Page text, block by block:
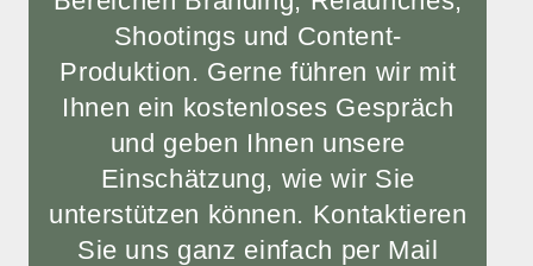
Shootings und Content-
Produktion. Gerne führen wir mit
Ihnen ein kostenloses Gespräch
und geben Ihnen unsere
Einschätzung, wie wir Sie
unterstützen können. Kontaktieren
Sie uns ganz einfach per Mail